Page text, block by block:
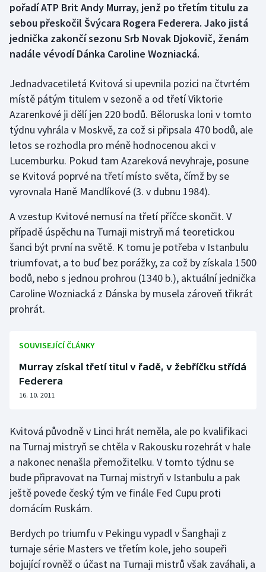
Florbal
Futsal
Gymnastika
Házená
Jezdectví
Judo
Krasobruslení
Lezení
Lyže a snowboard
Moderní pětiboj
Parasport
Plážový volejbal
Ragby
Rychlobruslení
Rychlostní kanoistika
Short track
pořadí ATP Brit Andy Murray, jenž po třetím titulu za
sebou přeskočil Švýcara Rogera Federera. Jako jistá
jednička zakončí sezonu Srb Novak Djokovič, ženám
nadále vévodí Dánka Caroline Wozniacká.
Jednadvacetiletá Kvitová si upevnila pozici na čtvrtém
místě pátým titulem v sezoně a od třetí Viktorie
Azarenkové ji dělí jen 220 bodů. Běloruska loni v tomto
týdnu vyhrála v Moskvě, za což si připsala 470 bodů, ale
letos se rozhodla pro méně hodnocenou akci v
Lucemburku. Pokud tam Azareková nevyhraje, posune
se Kvitová poprvé na třetí místo světa, čímž by se
vyrovnala Haně Mandlíkové (3. v dubnu 1984).
A vzestup Kvitové nemusí na třetí příčce skončit. V
případě úspěchu na Turnaji mistryň má teoretickou
šanci být první na světě. K tomu je potřeba v Istanbulu
triumfovat, a to buď bez porážky, za což by získala 1500
bodů, nebo s jednou prohrou (1340 b.), aktuální jednička
Caroline Wozniacká z Dánska by musela zároveň třikrát
prohrát.
SOUVISEJÍCÍ ČLÁNKY
Murray získal třetí titul v řadě, v žebříčku střídá
Federera
16. 10. 2011
Kvitová původně v Linci hrát neměla, ale po kvalifikaci
na Turnaj mistryň se chtěla v Rakousku rozehrát v hale
a nakonec nenašla přemožitelku. V tomto týdnu se
bude připravovat na Turnaj mistryň v Istanbulu a pak
ještě povede český tým ve finále Fed Cupu proti
domácím Ruskám.
Berdych po triumfu v Pekingu vypadl v Šanghaji z
turnaje série Masters ve třetím kole, jeho soupeři
bojující rovněž o účast na Turnaji mistrů však zaváhali, a